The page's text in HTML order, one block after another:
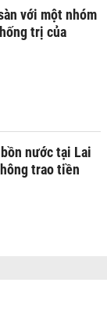
với một nhóm
trị của
nước tại Lai
trao tiền